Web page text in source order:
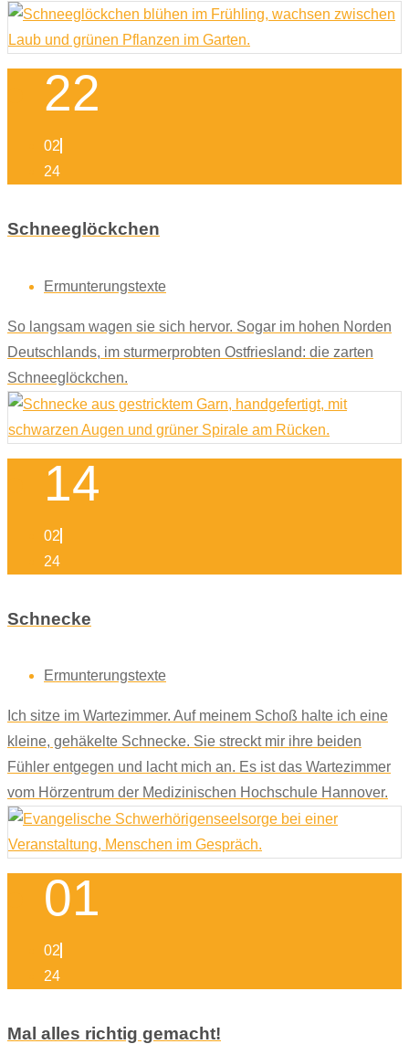
22
02
24
Schneeglöckchen
Ermunterungstexte
So langsam wagen sie sich hervor. Sogar im hohen Norden
Deutschlands, im sturmerprobten Ostfriesland: die zarten
Schneeglöckchen.
14
02
24
Schnecke
Ermunterungstexte
Ich sitze im Wartezimmer. Auf meinem Schoß halte ich eine
kleine, gehäkelte Schnecke. Sie streckt mir ihre beiden
Fühler entgegen und lacht mich an. Es ist das Wartezimmer
vom Hörzentrum der Medizinischen Hochschule Hannover.
01
02
24
Mal alles richtig gemacht!